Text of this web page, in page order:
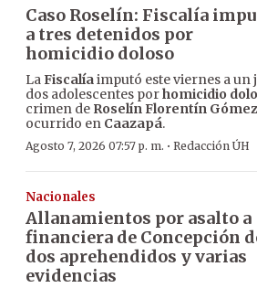
Caso Roselín: Fiscalía
a tres detenidos por
homicidio doloso
LaFiscalíaimputó este viernes a un
dos adolescentes porhomicidio
crimen de Roselín Florentín Gómez
ocurrido en Caazapá.
Agosto 7, 2026 07:57 p. m. · Redacción ÚH
Nacionales
Allanamientos por asalto a
financiera de Concepción
dos aprehendidos y varias
evidencias